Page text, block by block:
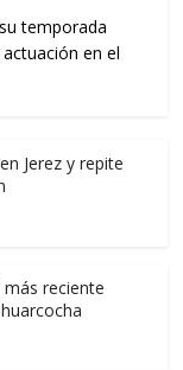
temporada
en el
Jerez y repite
reciente